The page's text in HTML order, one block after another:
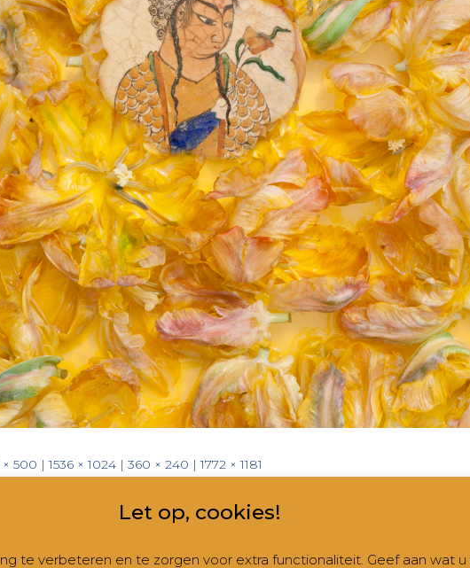
500 | 1536 × 1024 | 360 × 240 | 1772 × 1181
Let op, cookies!
te verbeteren en te zorgen voor extra functionaliteit. Geef aan wat u